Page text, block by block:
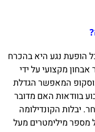
הופעת נגע היא בהכרח
מקצועי על ידי
המאפשר הגדלת
מנת לקבוע בוודאות האם מדובר
יבלות הקונדילומה
מספר מילימטרים מעל